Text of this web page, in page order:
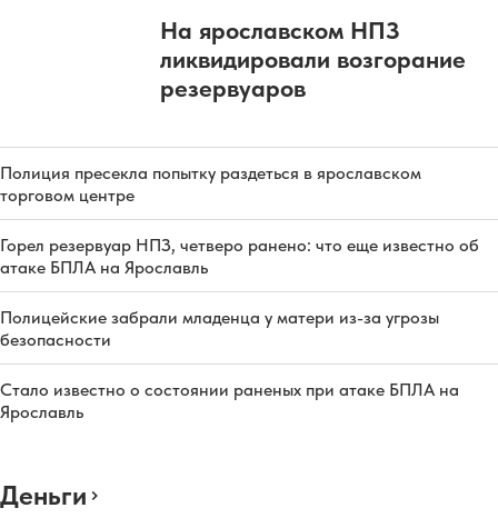
На ярославском НПЗ
ликвидировали возгорание
резервуаров
Полиция пресекла попытку раздеться в ярославском
торговом центре
Горел резервуар НПЗ, четверо ранено: что еще известно об
атаке БПЛА на Ярославль
Полицейские забрали младенца у матери из-за угрозы
безопасности
Стало известно о состоянии раненых при атаке БПЛА на
Ярославль
Деньги